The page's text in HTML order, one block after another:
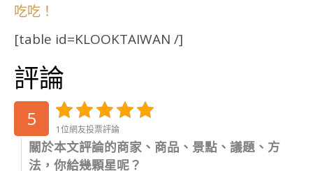
吃吃！
[table id=KLOOKTAIWAN /]
評論
5 1位網友投票評論
關於本文評論的商家、商品、景點、議題、方
法，你給幾顆星呢？